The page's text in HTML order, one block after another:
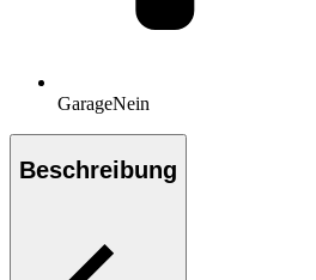
GarageNein
Beschreibung